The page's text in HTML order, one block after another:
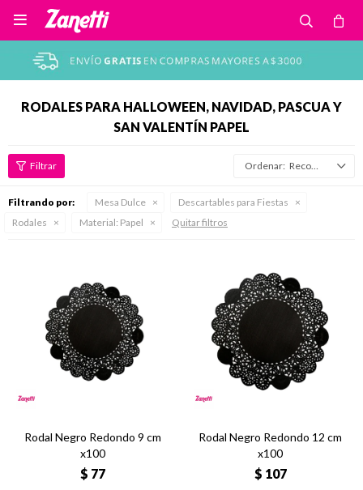

RODALES PARA HALLOWEEN, NAVIDAD, PASCUA Y
SAN VALENTÍN PAPEL
Recomendados
Filtrando por: Mesa Dulce
Descartables para Fiestas
Rodales
Material: Papel Quitar filtros
Rodal Negro Redondo 9 cm
x100
$ 77
Rodal Negro Redondo 12 cm
x100
$ 107